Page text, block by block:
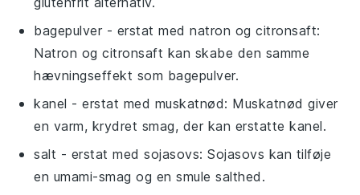
bagepulver - erstat mednatron og citronsaft:
Natron og citronsaft kan skabe den samme
hævningseffekt som bagepulver.
kanel - erstat med muskatnød: Muskatnød giver
en varm, krydret smag, der kan erstatte kanel.
salt - erstat medsojasovs: Sojasovs kan tilføje
en umami-smag og en smule salthed.